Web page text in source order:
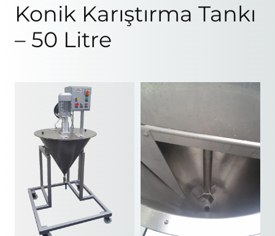
Konik Karıştırma Tankı
– 50 Litre